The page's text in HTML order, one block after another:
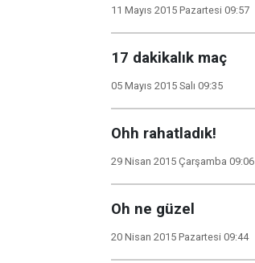
11 Mayıs 2015 Pazartesi 09:57
17 dakikalık maç
05 Mayıs 2015 Salı 09:35
Ohh rahatladık!
29 Nisan 2015 Çarşamba 09:06
Oh ne güzel
20 Nisan 2015 Pazartesi 09:44